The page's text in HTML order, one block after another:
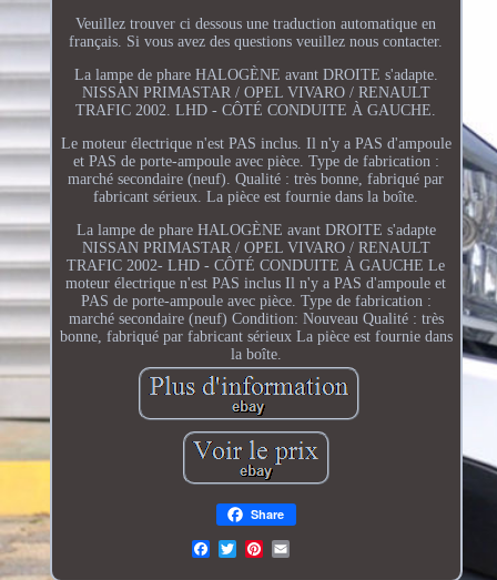
Veuillez trouver ci dessous une traduction automatique en
français. Si vous avez des questions veuillez nous contacter.
La lampe de phare HALOGÈNE avant DROITE s'adapte.
NISSAN PRIMASTAR / OPEL VIVARO / RENAULT
TRAFIC 2002. LHD - CÔTÉ CONDUITE À GAUCHE.
Le moteur électrique n'est PAS inclus. Il n'y a PAS d'ampoule
et PAS de porte-ampoule avec pièce. Type de fabrication :
marché secondaire (neuf). Qualité : très bonne, fabriqué par
fabricant sérieux. La pièce est fournie dans la boîte.
La lampe de phare HALOGÈNE avant DROITE s'adapte
NISSAN PRIMASTAR / OPEL VIVARO / RENAULT
TRAFIC 2002- LHD - CÔTÉ CONDUITE À GAUCHE Le
moteur électrique n'est PAS inclus Il n'y a PAS d'ampoule et
PAS de porte-ampoule avec pièce. Type de fabrication :
marché secondaire (neuf) Condition: Nouveau Qualité : très
bonne, fabriqué par fabricant sérieux La pièce est fournie dans
la boîte.
Share